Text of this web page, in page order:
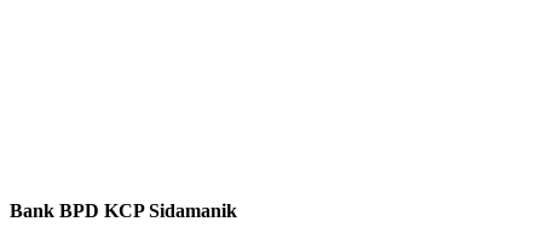
Bank BPD KCP Sidamanik